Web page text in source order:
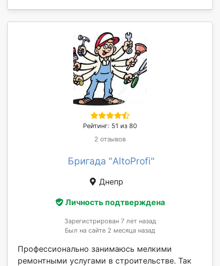
Рейтинг: 51 из 80
2 отзывов
Бригада "AltoProfi"
Днепр
Личность подтверждена
Зарегистрирован 7 лет назад
Был на сайте 2 месяца назад
Профессионально занимаюсь мелкими
ремонтными услугами в строительстве. Так